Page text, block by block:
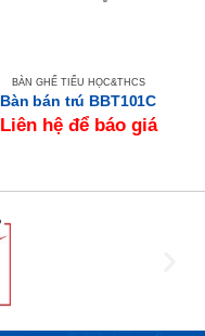
BÀN GHẾ TIỂU HỌC&THCS
Bàn bán trú BBT101C
Liên hệ để báo giá